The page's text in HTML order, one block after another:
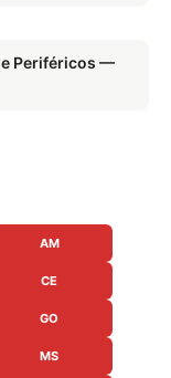
Periféricos —
AM
CE
GO
MS